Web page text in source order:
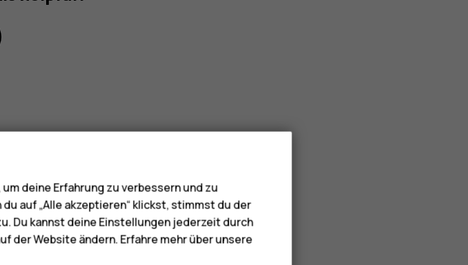
deine Erfahrung zu verbessern und zu
auf „Alle akzeptieren“ klickst, stimmst du der
Du kannst deine Einstellungen jederzeit durch
der Website ändern. Erfahre mehr über unsere